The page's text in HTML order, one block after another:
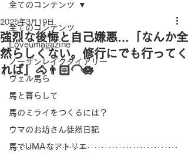
全てのコンテンツ
Loveumagazine
ノーザンレイクダイアリー
ヴェル馬ら
馬と暮らして
馬のミライをつくるには？
ウマのお坊さん徒然日記
馬でUMAなアトリエ
全てのコンテンツ
強烈な後悔と自己嫌悪…「なんか全
然らしくない。修行にでも行ってく
れば」🐴👨🏻‍🦲🪷
2025年3月19日